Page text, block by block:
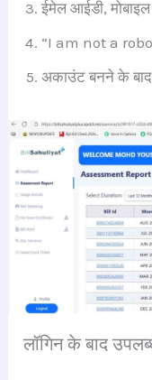
ईमेल आईडी,
“I am not a
अकाउंट बनने के
लॉगिन के बाद